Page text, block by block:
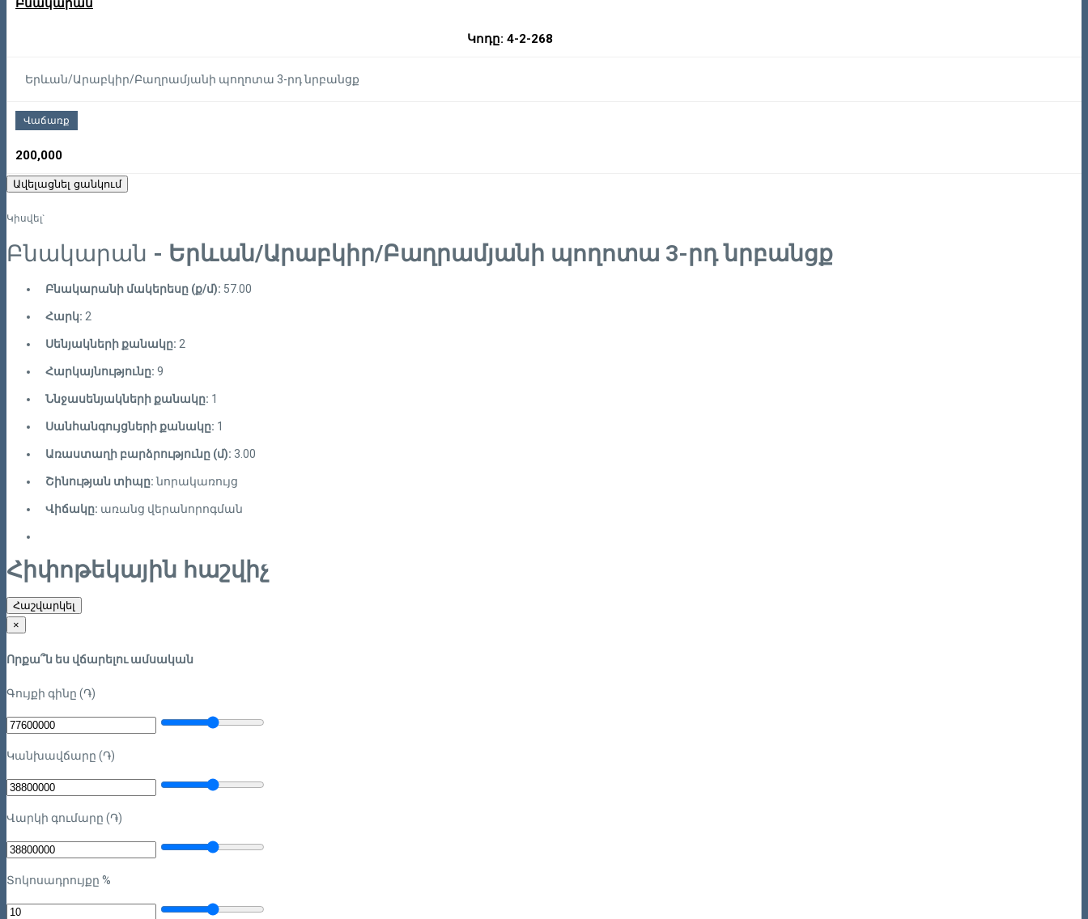
Բնակարան
Կոդը: 4-2-268
Երևան/Արաբկիր/Բաղրամյանի պողոտա 3-րդ նրբանցք
Վաճառք
200,000
Ավելացնել ցանկում
Կիսվել`
Բնակարան - Երևան/Արաբկիր/Բաղրամյանի պողոտա 3-րդ նրբանցք
Բնակարանի մակերեսը (ք/մ): 57.00
Հարկ: 2
Սենյակների քանակը: 2
Հարկայնությունը: 9
Ննջասենյակների քանակը: 1
Սանհանգույցների քանակը: 1
Առաստաղի բարձրությունը (մ): 3.00
Շինության տիպը:նորակառույց
Վիճակը: առանց վերանորոգման
Հիփոթեկային հաշվիչ
Հաշվարկել
×
Որքա՞ն ես վճարելու ամսական
Գույքի գինը (֏)
Կանխավճարը (֏)
Վարկի գումարը (֏)
Տոկոսադրույքը %